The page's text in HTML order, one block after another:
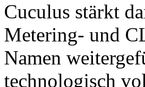
Cuculus stärkt
Metering- und
Namen
technologisch